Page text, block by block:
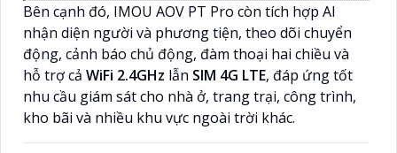
Bên cạnh đó, IMOU AOV PT Pro còn tích hợp AI
nhận diện người và phương tiện, theo dõi chuyển
động, cảnh báo chủ động, đàm thoại hai chiều và
hỗ trợ cả WiFi 2.4GHz lẫn SIM 4G LTE, đáp ứng tốt
nhu cầu giám sát cho nhà ở, trang trại, công trình,
kho bãi và nhiều khu vực ngoài trời khác.